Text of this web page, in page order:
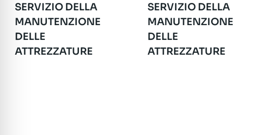
SERVIZIO DELLA
MANUTENZIONE
DELLE
ATTREZZATURE
SERVIZIO DELLA
MANUTENZIONE
DELLE
ATTREZZATURE